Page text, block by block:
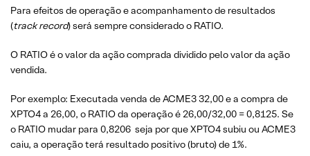
Para efeitos de operação e acompanhamento de resultados
(track record) será sempre considerado o RATIO.
O RATIO é o valor da ação comprada dividido pelo valor da ação
vendida.
Por exemplo: Executada venda de ACME3 32,00 e a compra de
XPTO4 a 26,00, o RATIO da operação é 26,00/32,00 = 0,8125. Se
o RATIO mudar para 0,8206 seja por que XPTO4 subiu ou ACME3
caiu, a operação terá resultado positivo (bruto) de 1%.